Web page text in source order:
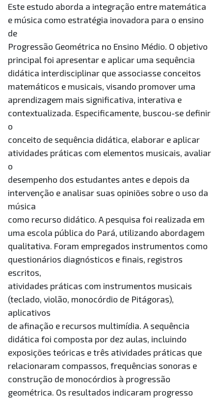
Este estudo aborda a integração entre matemática
e música como estratégia inovadora para o ensino
de
Progressão Geométrica no Ensino Médio. O objetivo
principal foi apresentar e aplicar uma sequência
didática interdisciplinar que associasse conceitos
matemáticos e musicais, visando promover uma
aprendizagem mais significativa, interativa e
contextualizada. Especificamente, buscou-se definir
o
conceito de sequência didática, elaborar e aplicar
atividades práticas com elementos musicais, avaliar
o
desempenho dos estudantes antes e depois da
intervenção e analisar suas opiniões sobre o uso da
música
como recurso didático. A pesquisa foi realizada em
uma escola pública do Pará, utilizando abordagem
qualitativa. Foram empregados instrumentos como
questionários diagnósticos e finais, registros
escritos,
atividades práticas com instrumentos musicais
(teclado, violão, monocórdio de Pitágoras),
aplicativos
de afinação e recursos multimídia. A sequência
didática foi composta por dez aulas, incluindo
exposições teóricas e três atividades práticas que
relacionaram compassos, frequências sonoras e
construção de monocórdios à progressão
geométrica. Os resultados indicaram progresso